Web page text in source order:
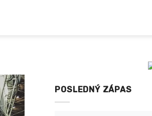
POSLEDNÝ ZÁPAS